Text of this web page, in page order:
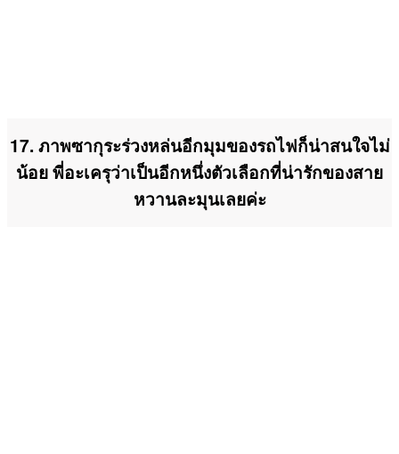
17. ภาพซากุระร่วงหล่นอีกมุมของรถไฟก็น่าสนใจไม่
น้อย พี่อะเครุว่าเป็นอีกหนึ่งตัวเลือกที่น่ารักของสาย
หวานละมุนเลยค่ะ